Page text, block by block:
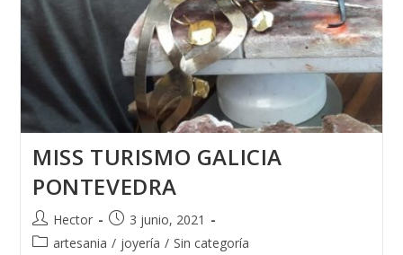
MISS TURISMO GALICIA
PONTEVEDRA
Autor
de
Hector
Publicación
de
3 junio, 2021
Categoría
artesania / joyería / Sin categoría